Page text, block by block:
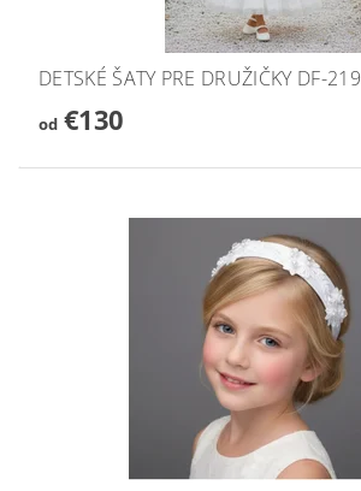
DETSKÉ ŠATY PRE DRUŽIČKY DF-219
od€130